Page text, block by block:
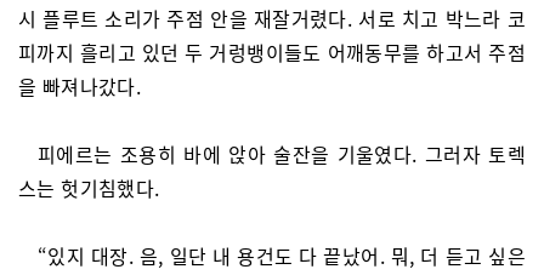
시 플루트 소리가 주점 안을 재잘거렸다. 서로 치고 박느라 코
피까지 흘리고 있던 두 거렁뱅이들도 어깨동무를 하고서 주점
을 빠져나갔다.
피에르는 조용히 바에 앉아 술잔을 기울였다. 그러자 토렉
스는 헛기침했다.
“있지 대장. 음, 일단 내 용건도 다 끝났어. 뭐, 더 듣고 싶은